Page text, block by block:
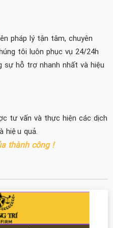
pháp lý tận tâm, chuyên
tôi luôn phục vụ 24/24h
sự hỗ trợ nhanh nhất và hiệu
tư vấn và thực hiện các dịch
hiệu quả.
thành công !